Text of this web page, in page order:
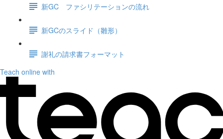
新GC ファシリテーションの流れ
新GCのスライド（雛形）
謝礼の請求書フォーマット
Teach online with